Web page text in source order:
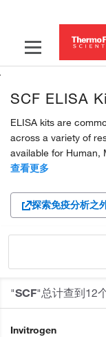
SCF ELISA
ELISA kits are
across a variety of
available for Human,
quantified in various
Invitrogen ELISA kits
查看更多
探索免疫分析之
"SCF"总计查到12
Invitrogen